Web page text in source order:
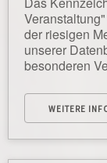
der riesigen
unserer
besonderen
WEITERE